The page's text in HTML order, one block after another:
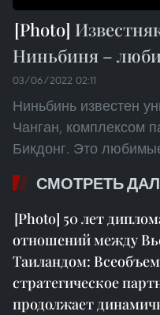
Ниньбиня –
03/06/2022 02:11
Ниньбинь известен
Чанган, комплексом
Бикдонг. Это
СМОТРЕТЬ
50 лет
отношений между
Таиландом:
стратегическое
продолжает